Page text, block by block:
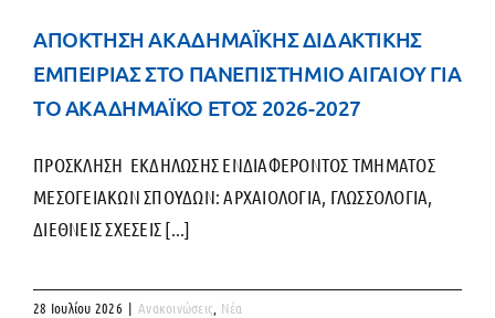
ΑΠΟΚΤΗΣΗ ΑΚΑΔΗΜΑΪΚΗΣ ΔΙΔΑΚΤΙΚΗΣ
ΕΜΠΕΙΡΙΑΣ ΣΤΟ ΠΑΝΕΠΙΣΤΗΜΙΟ ΑΙΓΑΙΟΥ ΓΙΑ
ΤΟ ΑΚΑΔΗΜΑΪΚΟ ΕΤΟΣ 2026-2027
ΠΡΟΣΚΛΗΣΗ ΕΚΔΗΛΩΣΗΣ ΕΝΔΙΑΦΕΡΟΝΤΟΣ ΤΜΗΜΑΤΟΣ
ΜΕΣΟΓΕΙΑΚΩΝ ΣΠΟΥΔΩΝ: ΑΡΧΑΙΟΛΟΓΙΑ, ΓΛΩΣΣΟΛΟΓΙΑ,
ΔΙΕΘΝΕΙΣ ΣΧΕΣΕΙΣ [...]
28 Ιουλίου 2026 | Ανακοινώσεις Νέα